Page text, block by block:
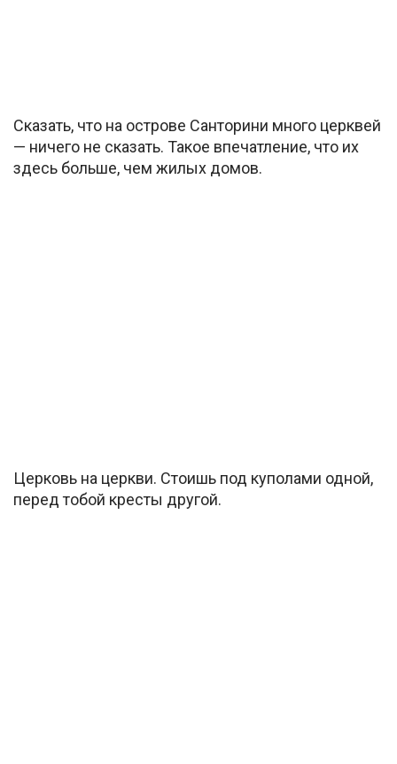
Сказать, что на острове Санторини много церквей
— ничего не сказать. Такое впечатление, что их
здесь больше, чем жилых домов.
Церковь на церкви. Стоишь под куполами одной,
перед тобой кресты другой.